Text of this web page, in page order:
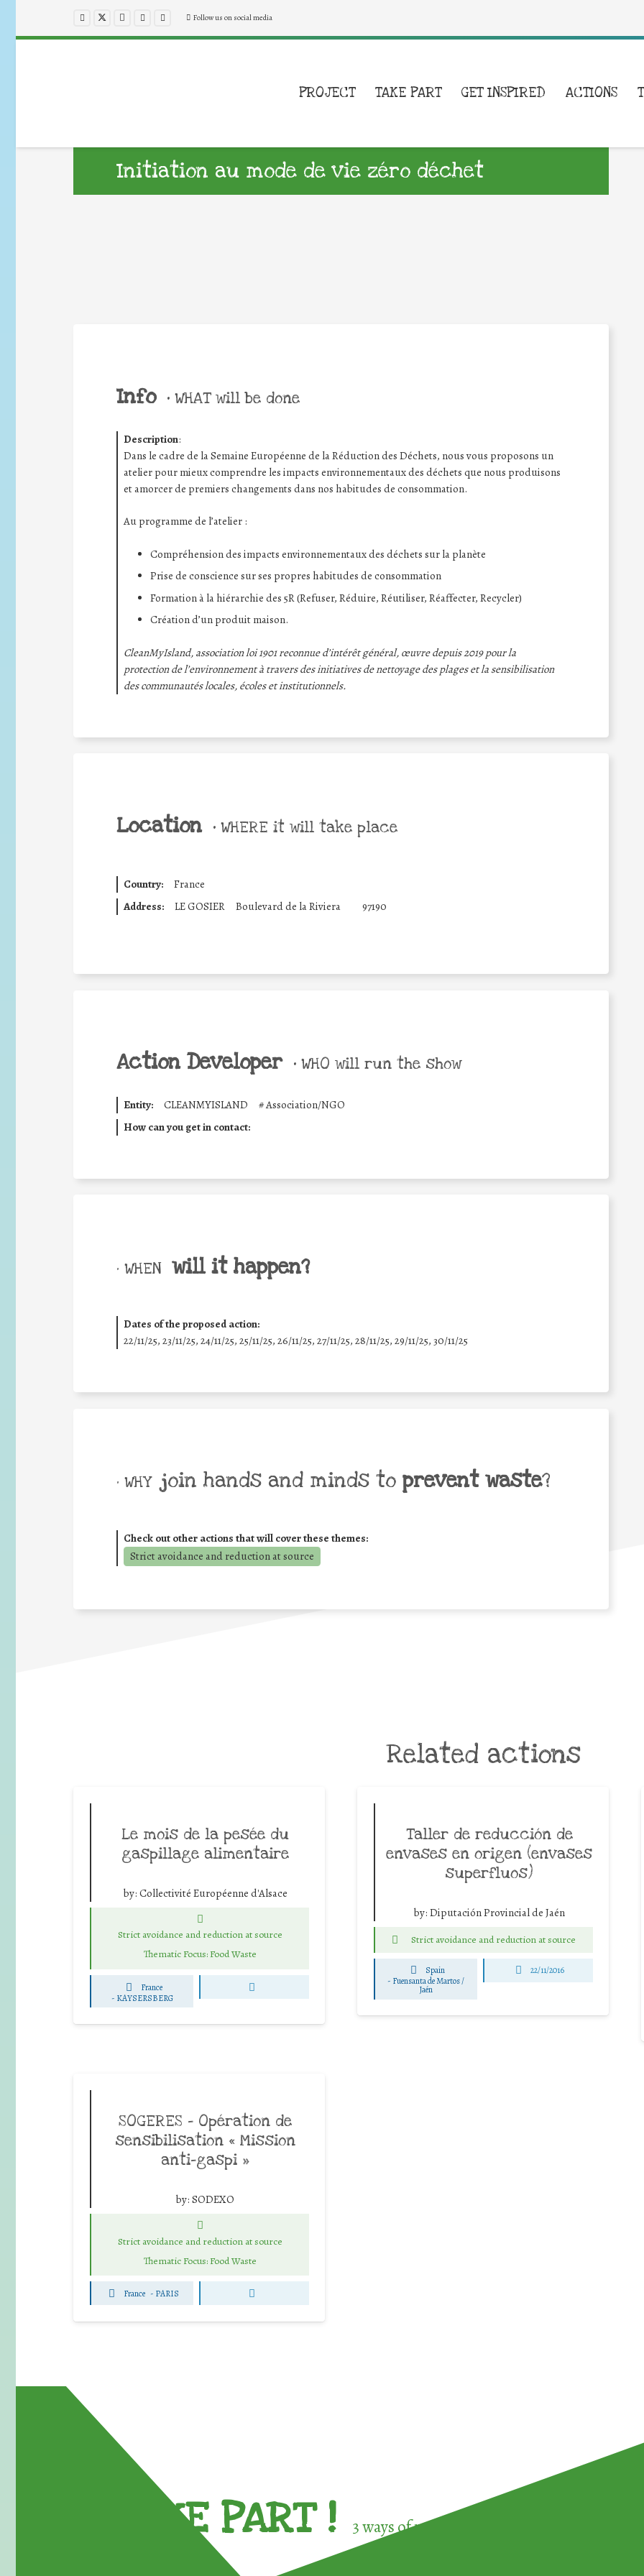
Follow us on social media
PROJECT TAKE PART GET INSPIRED ACTIONS
Initiation au mode de vie zéro déchet
Info • WHAT will be done
Description:
Dans le cadre de la Semaine Européenne de la Réduction des Déchets, nous vous proposons un
atelier pour mieux comprendre les impacts environnementaux des déchets que nous produisons
et amorcer de premiers changements dans nos habitudes de consommation.
Au programme de l’atelier :
Compréhension des impacts environnementaux des déchets sur la planète
Prise de conscience sur ses propres habitudes de consommation
Formation à la hiérarchie des 5R (Refuser, Réduire, Réutiliser, Réaffecter, Recycler)
Création d’un produit maison.
CleanMyIsland, association loi 1901 reconnue d’intérêt général, œuvre depuis 2019 pour la
protection de l’environnement à travers des initiatives de nettoyage des plages et la sensibilisation
des communautés locales, écoles et institutionnels.
Location • WHERE it will take place
Country:
France
Address:
LE GOSIER Boulevard de la Riviera 97190
Action Developer • WHO will run the show
Entity: CLEANMYISLAND #Association/NGO
How can you get in contact:
• WHEN will it happen?
Dates of the proposed action:
22/11/25, 23/11/25, 24/11/25, 25/11/25, 26/11/25, 27/11/25, 28/11/25, 29/11/25, 30/11/25
• WHY join hands and minds to prevent waste?
Check out other actions that will cover these themes:
Strict avoidance and reduction at source
Related actions
Le mois de la pesée du
gaspillage alimentaire
by: Collectivité Européenne d'Alsace
Strict avoidance and reduction at source
Thematic Focus: Food Waste
France
- KAYSERSBERG
Taller de reducción de
envases en origen (envases
superfluos)
by: Diputación Provincial de Jaén
Strict avoidance and reduction at source
Spain
- Fuensanta de Martos /
Jaén
22/11/2016
SOGERES – Opération de
sensibilisation « Mission
anti-gaspi »
by: SODEXO
Strict avoidance and reduction at source
Thematic Focus: Food Waste
France - PARIS
TAKE PART ! 3 ways of participating in the